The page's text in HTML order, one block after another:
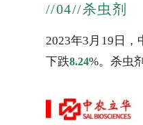
//04//杀虫剂
2023年3月19日
下跌8.24%。 杀虫